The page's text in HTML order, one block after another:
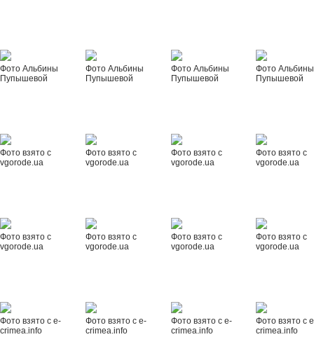
Фото Альбины
Пупышевой
Фото Альбины
Пупышевой
Фото Альбины
Пупышевой
Фото Альбины
Пупышевой
Фото взято с
vgorode.ua
Фото взято с
vgorode.ua
Фото взято с
vgorode.ua
Фото взято с
vgorode.ua
Фото взято с
vgorode.ua
Фото взято с
vgorode.ua
Фото взято с
vgorode.ua
Фото взято с
vgorode.ua
Фото взято с e-
crimea.info
Фото взято с e-
crimea.info
Фото взято с e-
crimea.info
Фото взято с
crimea.info